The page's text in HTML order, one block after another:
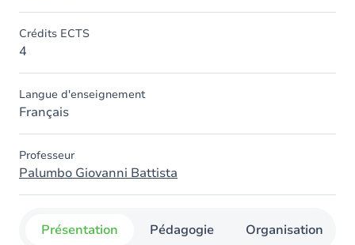
Crédits ECTS
4
Langue d'enseignement
Français
Professeur
Palumbo Giovanni Battista
Présentation Pédagogie Organisation